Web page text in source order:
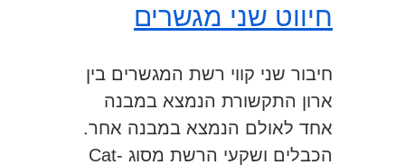
חיווט שני מגשרים
חיבור שני קווי רשת המגשרים בין
ארון התקשורת הנמצא במבנה
אחד לאולם הנמצא במבנה אחר.
הכבלים ושקעי הרשת מסוג Cat-